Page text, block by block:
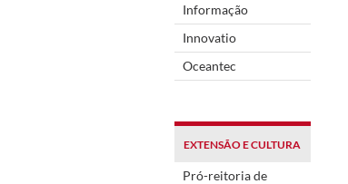
Informação
Innovatio
Oceantec
EXTENSÃO E CULTURA
Pró-reitoria de